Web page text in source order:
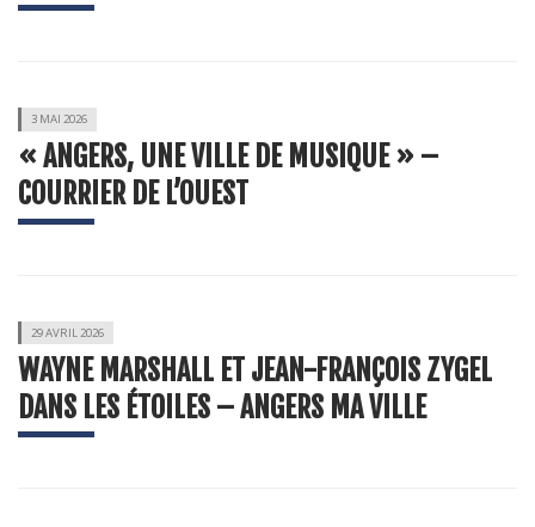
3 MAI 2026
« ANGERS, UNE VILLE DE MUSIQUE » –
COURRIER DE L’OUEST
29 AVRIL 2026
WAYNE MARSHALL ET JEAN-FRANÇOIS ZYGEL
DANS LES ÉTOILES – ANGERS MA VILLE